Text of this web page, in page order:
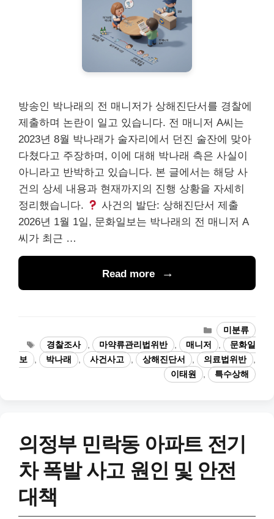
방송인 박나래의 전 매니저가 상해진단서를 경찰에
제출하며 논란이 일고 있습니다. 전 매니저 A씨는
2023년 8월 박나래가 술자리에서 던진 술잔에 맞아
다쳤다고 주장하며, 이에 대해 박나래 측은 사실이
아니라고 반박하고 있습니다. 본 글에서는 해당 사
건의 상세 내용과 현재까지의 진행 상황을 자세히
정리했습니다.
사건의 발단: 상해진단서 제출
2026년 1월 1일, 문화일보는 박나래의 전 매니저 A
씨가 최근 …
Read more
카
테
고
리
미분류
태
그
경찰조사 , 마약류관리법위반 , 매니저 ,
문화일
보
, 박나래 , 사건사고 , 상해진단서 , 의료법위반
,
이태원
, 특수상해
의정부 민락동 아파트 전기
차 폭발 사고 원인 및 안전
대책